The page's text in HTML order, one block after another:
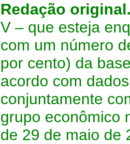
Redação
V – que esteja
com um número
por cento) da
acordo com
conjuntamente
grupo econômico
de 29 de maio de